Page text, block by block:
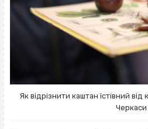
Як відрізнити каштан їстівний від
Черкаси